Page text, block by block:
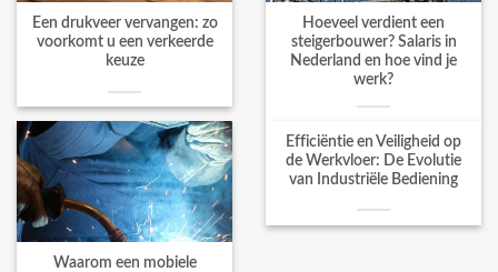
Een drukveer vervangen: zo
voorkomt u een verkeerde
keuze
Hoeveel verdient een
steigerbouwer? Salaris in
Nederland en hoe vind je
werk?
Waarom een mobiele
Efficiëntie en Veiligheid op
de Werkvloer: De Evolutie
van Industriële Bediening